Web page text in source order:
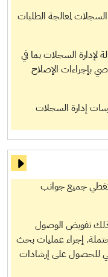
لمعالجة الطلبات
لإدارة السجلات بما في
بإجراءات الإصلاح
إدارة السجلات
جميع جوانب
ذلك تفويض الوصول
إجراء عمليات بحث
للحصول على إرشادات